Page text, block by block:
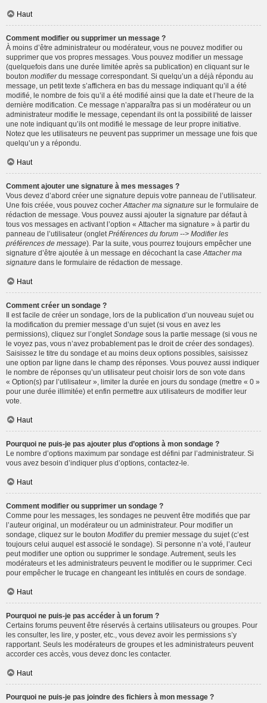
Haut
Comment modifier ou supprimer un message ?
À moins d’être administrateur ou modérateur, vous ne pouvez modifier ou
supprimer que vos propres messages. Vous pouvez modifier un message
(quelquefois dans une durée limitée après sa publication) en cliquant sur le
bouton modifierdu message correspondant. Si quelqu’un a déjà répondu au
message, un petit texte s’affichera en bas du message indiquant qu’il a été
modifié, le nombre de fois qu’il a été modifié ainsi que la date et l’heure de la
dernière modification. Ce message n’apparaîtra pas si un modérateur ou un
administrateur modifie le message, cependant ils ont la possibilité de laisser
une note indiquant qu’ils ont modifié le message de leur propre initiative.
Notez que les utilisateurs ne peuvent pas supprimer un message une fois que
quelqu’un y a répondu.
Haut
Comment ajouter une signature à mes messages ?
Vous devez d’abord créer une signature depuis votre panneau de l’utilisateur.
Une fois créée, vous pouvez cocher Attacher ma signature sur le formulaire de
rédaction de message. Vous pouvez aussi ajouter la signature par défaut à
tous vos messages en activant l’option « Attacher ma signature » à partir du
panneau de l’utilisateur (onglet Préférences du forum --> Modifier les
préférences de message). Par la suite, vous pourrez toujours empêcher une
signature d’être ajoutée à un message en décochant la case Attacher ma
signature dans le formulaire de rédaction de message.
Haut
Comment créer un sondage ?
Il est facile de créer un sondage, lors de la publication d’un nouveau sujet ou
la modification du premier message d’un sujet (si vous en avez les
permissions), cliquez sur l’onglet Sondage sous la partie message (si vous ne
le voyez pas, vous n’avez probablement pas le droit de créer des sondages).
Saisissez le titre du sondage et au moins deux options possibles, saisissez
une option par ligne dans le champ des réponses. Vous pouvez aussi indiquer
le nombre de réponses qu’un utilisateur peut choisir lors de son vote dans
« Option(s) par l’utilisateur », limiter la durée en jours du sondage (mettre « 0 »
pour une durée illimitée) et enfin permettre aux utilisateurs de modifier leur
vote.
Haut
Pourquoi ne puis-je pas ajouter plus d’options à mon sondage ?
Le nombre d’options maximum par sondage est défini par l’administrateur. Si
vous avez besoin d’indiquer plus d’options, contactez-le.
Haut
Comment modifier ou supprimer un sondage ?
Comme pour les messages, les sondages ne peuvent être modifiés que par
l’auteur original, un modérateur ou un administrateur. Pour modifier un
sondage, cliquez sur le bouton Modifierdu premier message du sujet (c’est
toujours celui auquel est associé le sondage). Si personne n’a voté, l’auteur
peut modifier une option ou supprimer le sondage. Autrement, seuls les
modérateurs et les administrateurs peuvent le modifier ou le supprimer. Ceci
pour empêcher le trucage en changeant les intitulés en cours de sondage.
Haut
Pourquoi ne puis-je pas accéder à un forum ?
Certains forums peuvent être réservés à certains utilisateurs ou groupes. Pour
les consulter, les lire, y poster, etc., vous devez avoir les permissions s’y
rapportant. Seuls les modérateurs de groupes et les administrateurs peuvent
accorder ces accès, vous devez donc les contacter.
Haut
Pourquoi ne puis-je pas joindre des fichiers à mon message ?